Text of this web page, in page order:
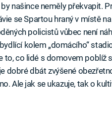
našince neměly překvapit.
se Spartou hraný v místě na
policistů vůbec není
kolem „domácího“
to, co lidé s domovem poblíž
dobré dbát zvýšené
Ale jak se ukazuje, tak o